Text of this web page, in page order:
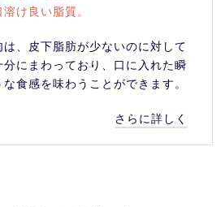
け良い脂質。
、皮下脂肪が少ないのに対して
にまわっており、口に入れた瞬
食感を味わうことができます。
さらに詳しく